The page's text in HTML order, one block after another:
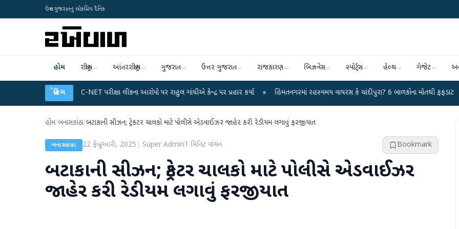
ઉત્તર ગુજરાતનું લોકપ્રિય દૈનિક
હોમ રાષ્ટ્રીય આંતરરાષ્ટ્રીય ગુજરાત ઉત્તર ગુજરાત રાજકારણ બિઝનેસ સ્પોર્ટ્સ હેલ્થ ગેજેટ
બ્રેકિંગ
UGC-NET પરીક્ષા લીકના આરોપો પર રાહુલ ગાંધીએ કેન્દ્ર પર પ્રહાર કર્યા ● હિંમતનગરમાં રહસ્યમય વાયરસ કે ચાંદીપુરા? 6 બાળકોના મોતથી ફફડાટ ● હવામાન
હોમ/બનાસકાંઠા/બટાકાની સીઝન; ટ્રેકટર ચાલકો માટે પોલીસે એડવાઈઝર જાહેર કરી રેડીયમ લગાવું ફરજીયાત
બનાસકાંઠા 22 ફેબ્રુઆરી, 2025 Super Admin1 મિનિટ વાંચન Bookmark
બટાકાની સીઝન; ટ્રેકટર ચાલકો માટે પોલીસે એડવાઈઝર
જાહેર કરી રેડીયમ લગાવું ફરજીયાત